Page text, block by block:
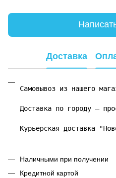
Доставка
Самовывоз из нашего
Доставка по городу –
Курьерская доставка
Наличными при получении
Кредитной картой